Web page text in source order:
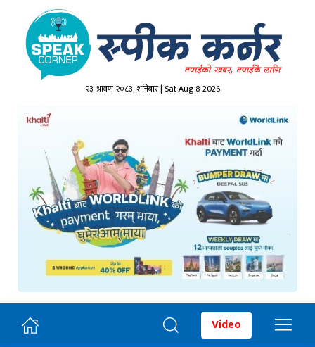
२३ श्रावण २०८३, शनिबार | Sat Aug 8 2026
Video